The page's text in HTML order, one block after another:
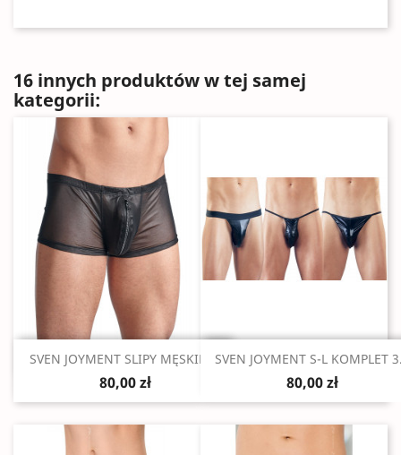
16 innych produktów w tej samej
kategorii:
Szybki podgląd
SVEN JOYMENT SLIPY MĘSKIE M
80,00 zł
Szybki podgląd
SVEN JOYMENT S-L KOMPLET
80,00 zł